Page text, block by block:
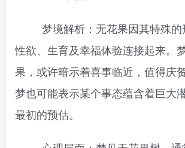
梦境解析：无花果因其特殊的
性欲、生育及幸福体验连接起来。
果，或许暗示着喜事临近，值得庆
梦也可能表示某个事态蕴含着巨大
最初的预估。